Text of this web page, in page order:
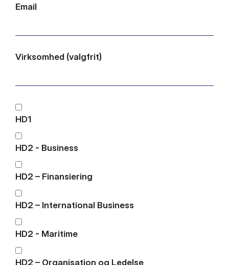
Email
Virksomhed (valgfrit)
HD1
HD2 - Business
HD2 – Finansiering
HD2 – International Business
HD2 - Maritime
HD2 – Organisation og Ledelse